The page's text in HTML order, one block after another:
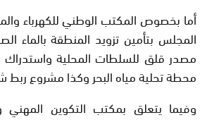
أما بخصوص المكتب الوطني للكهرباء
المجلس بتأمين تزويد المنطقة بالماء
مصدر قلق للسلطات المحلية واستدراك
محطة تحلية مياه البحر وكذا مشروع ربط
وفيما يتعلق بمكتب التكوين